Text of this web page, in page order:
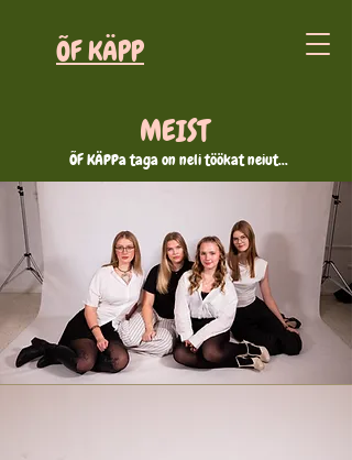
ÕF KÄPP
ÕF KÄPPa taga on neli töökat neiut...
MEIST